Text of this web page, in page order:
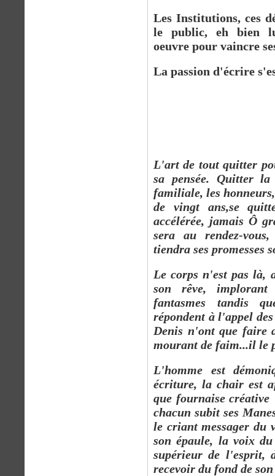
Les Institutions, ces
le public, eh bien lui
oeuvre pour vaincre
La passion d'écrire
L'art de tout quitter
sa pensée. Quitter
familiale, les
de vingt ans,se
accélérée, jamais Ô
sera au rendez-
tiendra ses promesses
Le corps n'est pas là,
son rêve,
fantasmes tandis
répondent à l'appel
Denis n'ont que faire
mourant de faim...il le
L'homme est
écriture, la chair est
que fournaise
chacun subit ses
le criant messager du
son épaule, la voix
supérieur de l'esprit,
recevoir du fond de